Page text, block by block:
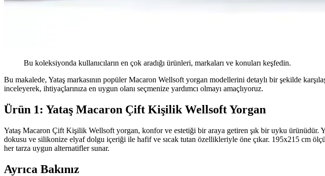
Bu koleksiyonda kullanıcıların en çok aradığı ürünleri, markaları ve konuları keşfedin.
Bu makalede, Yataş markasının popüler Macaron Wellsoft yorgan modellerini detaylı bir şekilde
inceleyerek, ihtiyaçlarınıza en uygun olanı seçmenize yardımcı olmayı amaçlıyoruz.
Ürün 1: Yataş Macaron Çift Kişilik Wellsoft Yorgan
Yataş Macaron Çift Kişilik Wellsoft yorgan, konfor ve estetiği bir araya getiren şık bir uyku ürünüdür.
dokusu ve silikonize elyaf dolgu içeriği ile hafif ve sıcak tutan özellikleriyle öne çıkar. 195x215 cm
her tarza uygun alternatifler sunar.
Ayrıca Bakınız